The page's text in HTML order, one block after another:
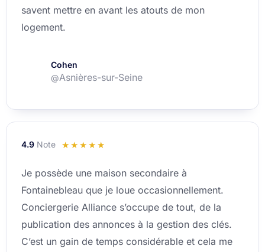
savent mettre en avant les atouts de mon
logement.
Cohen
@Asnières-sur-Seine
4.9 Note ☆ ☆ ☆ ☆ ☆
sur
5
Je possède une maison secondaire à
Fontainebleau que je loue occasionnellement.
Conciergerie Alliance s’occupe de tout, de la
publication des annonces à la gestion des clés.
C’est un gain de temps considérable et cela me